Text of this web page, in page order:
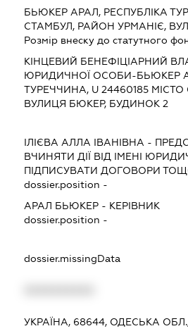
БЬЮКЕР АРАЛ, РЕСПУБЛІКА
СТАМБУЛ, РАЙОН УРМАНІЄ,
Розмір внеску до статутного
КІНЦЕВИЙ БЕНЕФІЦІАРНИЙ
ЮРИДИЧНОЇ ОСОБИ-БЬЮКЕР
ТУРЕЧЧИНА, U 24460185
ВУЛИЦЯ БЮКЕР, БУДИНОК 2
ІЛІЄВА АЛЛА ІВАНІВНА -
ВЧИНЯТИ ДІЇ ВІД ІМЕНІ
ПІДПИСУВАТИ ДОГОВОРИ
dossier.position -
АРАЛ БЬЮКЕР- КЕРІВНИК
dossier.position -
dossier.missingData
УКРАЇНА, 68644, ОДЕСЬКА